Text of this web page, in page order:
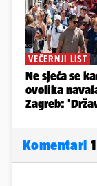
Komentari 1